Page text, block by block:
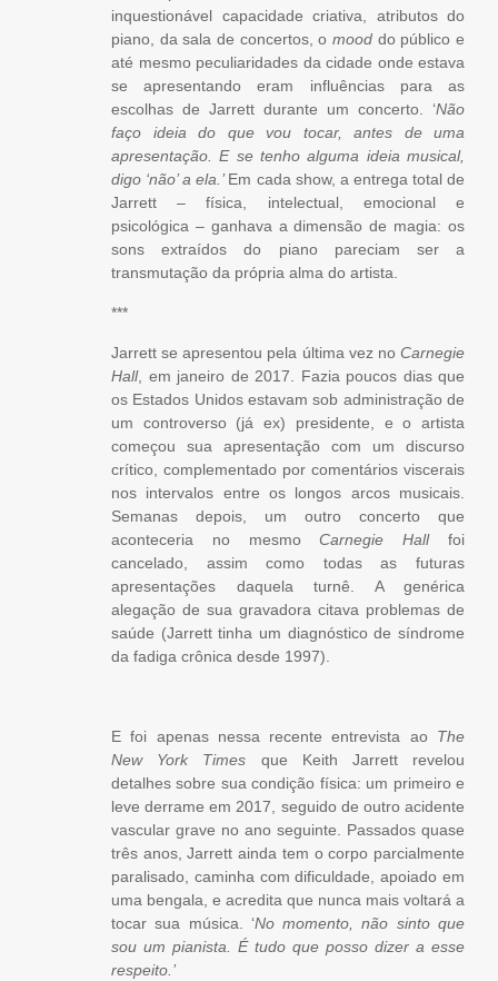
inquestionável capacidade criativa, atributos do
piano, da sala de concertos, o mood do público e
até mesmo peculiaridades da cidade onde estava
se apresentando eram influências para as
escolhas de Jarrett durante um concerto. ‘Não
faço ideia do que vou tocar, antes de uma
apresentação. E se tenho alguma ideia musical,
digo ‘não’ a ela.’Em cada show, a entrega total de
Jarrett – física, intelectual, emocional e
psicológica – ganhava a dimensão de magia: os
sons extraídos do piano pareciam ser a
transmutação da própria alma do artista.
***
Jarrett se apresentou pela última vez no Carnegie
Hall, em janeiro de 2017. Fazia poucos dias que
os Estados Unidos estavam sob administração de
um controverso (já ex) presidente, e o artista
começou sua apresentação com um discurso
crítico, complementado por comentários viscerais
nos intervalos entre os longos arcos musicais.
Semanas depois, um outro concerto que
aconteceria no mesmoCarnegie Hallfoi
cancelado, assim como todas as futuras
apresentações daquela turnê. A genérica
alegação de sua gravadora citava problemas de
saúde (Jarrett tinha um diagnóstico de síndrome
da fadiga crônica desde 1997).
E foi apenas nessa recente entrevista ao The
New York Times que Keith Jarrett revelou
detalhes sobre sua condição física: um primeiro e
leve derrame em 2017, seguido de outro acidente
vascular grave no ano seguinte. Passados quase
três anos, Jarrett ainda tem o corpo parcialmente
paralisado, caminha com dificuldade, apoiado em
uma bengala, e acredita que nunca mais voltará a
tocar sua música. ‘No momento, não sinto que
sou um pianista. É tudo que posso dizer a esse
respeito.’